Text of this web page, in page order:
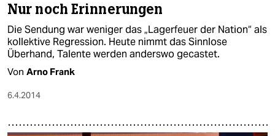
Nur noch Erinnerungen
Die Sendung war weniger das „Lagerfeuer der Nation“ als
kollektive Regression. Heute nimmt das Sinnlose
Überhand, Talente werden anderswo gecastet.
Von Arno Frank
6.4.2014